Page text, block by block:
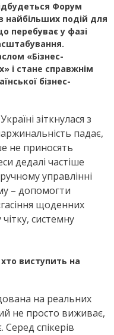
Форум
найбільших подій для
перебуває у фазі
«Бізнес-
і стане справжнім
бізнес-
зіткнулася з
падає,
не приносять
дедалі частіше
управлінні
– допомогти
щоденних
системну
хто виступить на
на реальних
не просто виживає,
Серед спікерів